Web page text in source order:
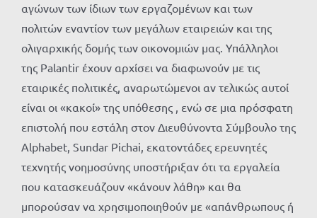
αγώνων των ίδιων των εργαζομένων και των
πολιτών εναντίον των μεγάλων εταιρειών και της
ολιγαρχικής δομής των οικονομιών μας. Υπάλληλοι
της Palantir έχουν αρχίσει να διαφωνούν με τις
εταιρικές πολιτικές, αναρωτώμενοι αν τελικώς αυτοί
είναι οι «κακοί» της υπόθεσης , ενώ σε μια πρόσφατη
επιστολή που εστάλη στον Διευθύνοντα Σύμβουλο της
Alphabet, Sundar Pichai, εκατοντάδες ερευνητές
τεχνητής νοημοσύνης υποστήριξαν ότι τα εργαλεία
που κατασκευάζουν «κάνουν λάθη» και θα
μπορούσαν να χρησιμοποιηθούν με «απάνθρωπους ή